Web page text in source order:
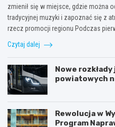
zmienił się w miejsce, gdzie można
tradycyjnej muzyki i zapoznać się z
rzecz promocji regionu Podczas
Czytaj dalej
Nowe
powiatowych
Rewolucja w
Program